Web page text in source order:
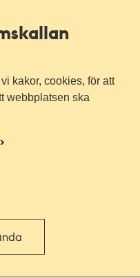
kakor, cookies, för att
webbplatsen ska